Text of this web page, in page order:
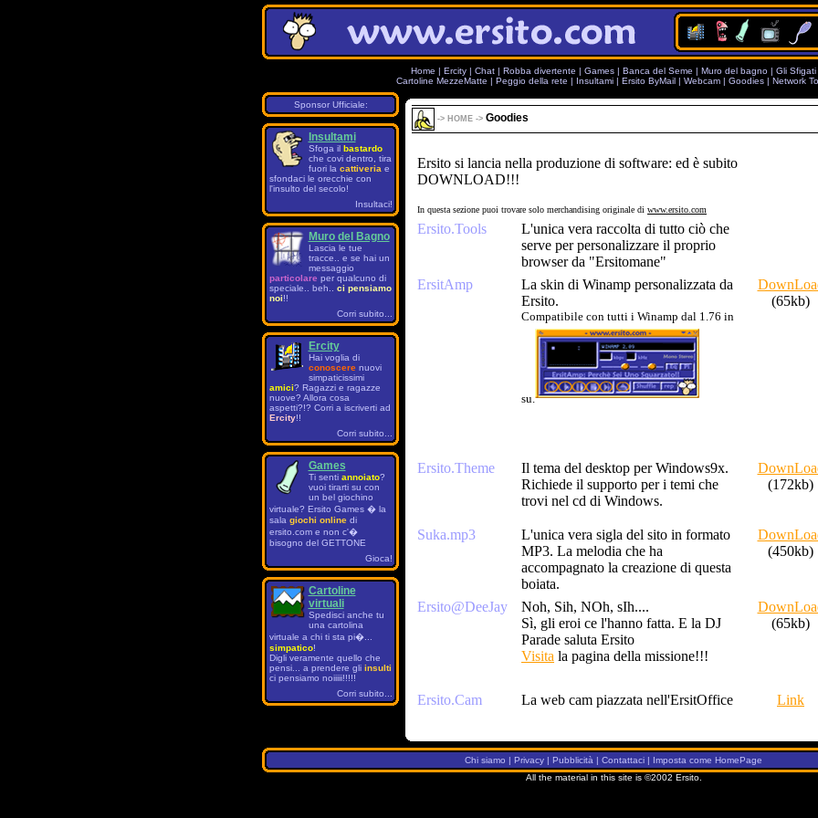
Home | Ercity | Chat | Robba divertente | Games | Banca del Seme | Muro del bagno | Gli Sfigati
Cartoline MezzeMatte | Peggio della rete | Insultami | Ersito ByMail | Webcam | Goodies | Network
Sponsor Ufficiale:
Insultami
Sfoga il bastardo
che covi dentro, tira
fuori la cattiveria e
sfondaci le orecchie con
l'insulto del secolo!
Insultaci!
Muro del Bagno
Lascia le tue
tracce.. e se hai un
messaggio
particolare per qualcuno di
speciale.. beh.. ci pensiamo
noi!!
Corri subito...
Ercity
Hai voglia di
conoscerenuovi
simpaticissimi
amici? Ragazzi e ragazze
nuove? Allora cosa
aspetti?!? Corri a iscriverti ad
Ercity!!
Corri subito...
Games
Ti senti annoiato?
vuoi tirarti su con
un bel giochino
virtuale? Ersito Games � la
sala giochi onlinedi
ersito.com e non c'�
bisogno del GETTONE
Gioca!
Cartoline
virtuali
Spedisci anche tu
una cartolina
virtuale a chi ti sta pi�...
simpatico!
Digli veramente quello che
pensi... a prendere gli insulti
ci pensiamo noiiiii!!!!!
Corri subito...
-> HOME -> Goodies
Ersito si lancia nella produzione di software: ed è subito
DOWNLOAD!!!
In questa sezione puoi trovare solo merchandising originale di www.ersito.com
Ersito.Tools
L'unica vera raccolta di tutto ciò che
serve per personalizzare il proprio
browser da "Ersitomane"
ErsitAmp
La skin di Winamp personalizzata da
Ersito.
Compatibile con tutti i Winamp dal 1.76 in
su.
(65kb)
Ersito.Theme
Il tema del desktop per Windows9x.
Richiede il supporto per i temi che
trovi nel cd di Windows.
(172kb)
Suka.mp3
L'unica vera sigla del sito in formato
MP3. La melodia che ha
accompagnato la creazione di questa
boiata.
(450kb)
Ersito@DeeJay
Noh, Sih, NOh, sIh....
Sì, gli eroi ce l'hanno fatta. E la DJ
Parade saluta Ersito
Visita la pagina della missione!!!
(65kb)
Ersito.Cam La web cam piazzata nell'ErsitOffice Link
Chi siamo | Privacy | Pubblicità | Contattaci | Imposta come HomePage
All the material in this site is ©2002 Ersito.